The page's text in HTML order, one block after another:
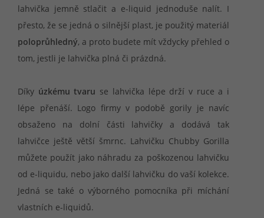
lahvička jemně stlačit a e-liquid jednoduše nalít. I
přesto, že se jedná o silnější plast, je použitý materiál
poloprůhledný, a proto budete mít vždycky přehled o
tom, jestli je lahvička plná či prázdná.
Díky úzkému tvaru se lahvička lépe drží v ruce a i
lépe přenáší. Logo firmy v podobě gorily je navíc
obsaženo na dolní části lahvičky a dodává tak
lahvičce ještě větší šmrnc. Lahvičku Chubby Gorilla
můžete použít jako náhradu za poškozenou lahvičku
od e-liquidu, nebo jako další lahvičku do vaší kolekce.
Jedná se také o výborného pomocníka při míchání
vlastních e-liquidů.